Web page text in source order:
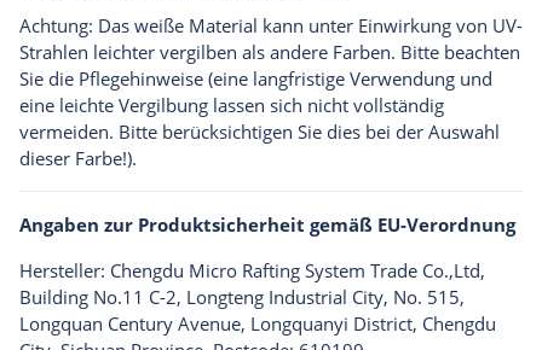
Achtung: Das weiße Material kann unter Einwirkung von UV-
Strahlen leichter vergilben als andere Farben. Bitte beachten
Sie die Pflegehinweise (eine langfristige Verwendung und
eine leichte Vergilbung lassen sich nicht vollständig
vermeiden. Bitte berücksichtigen Sie dies bei der Auswahl
dieser Farbe!).
Angaben zur Produktsicherheit gemäß EU-Verordnung
Hersteller: Chengdu Micro Rafting System Trade Co.,Ltd,
Building No.11 C-2, Longteng Industrial City, No. 515,
Longquan Century Avenue, Longquanyi District, Chengdu